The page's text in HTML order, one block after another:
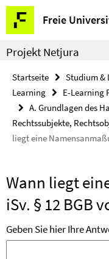
Springe
direkt
zu
Inhalt
Freie
Service-
Navigation
Projekt Netjura
Startseite Studium &
Learning
E-Learning
A. Grundlagen des
Rechtssubjekte,
liegt eine
Wann liegt
iSv. § 12 BGB
Geben Sie hier Ihre